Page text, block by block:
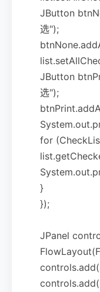
JButton
选");
JButton
选");
for
}
});
JPanel